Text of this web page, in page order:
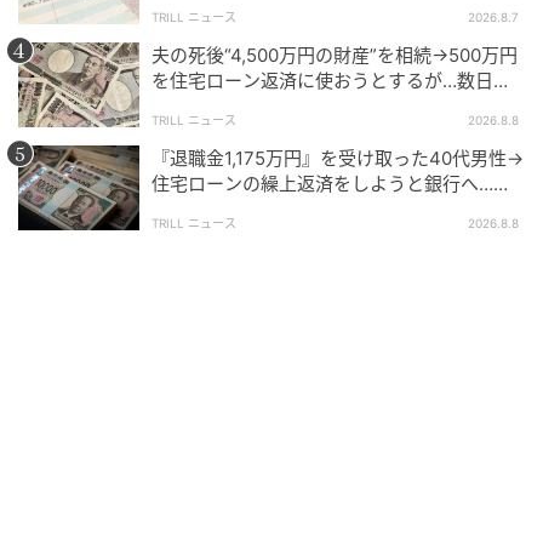
ね？ ねぇ、それでも…
TRILL ニュース 2026.8.7
夫の死後“4,500万円の財産”を相続→500万円
を住宅ローン返済に使おうとするが…数日
TRILL ニュース 2026.8.8
『退職金1,175万円』を受け取った40代男性→
住宅ローンの繰上返済をしようと銀行へ…し
TRILL ニュース 2026.8.8